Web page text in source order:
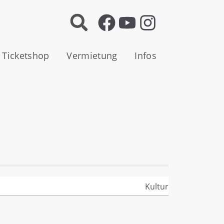
Ticketshop Vermietung Infos
Kultur